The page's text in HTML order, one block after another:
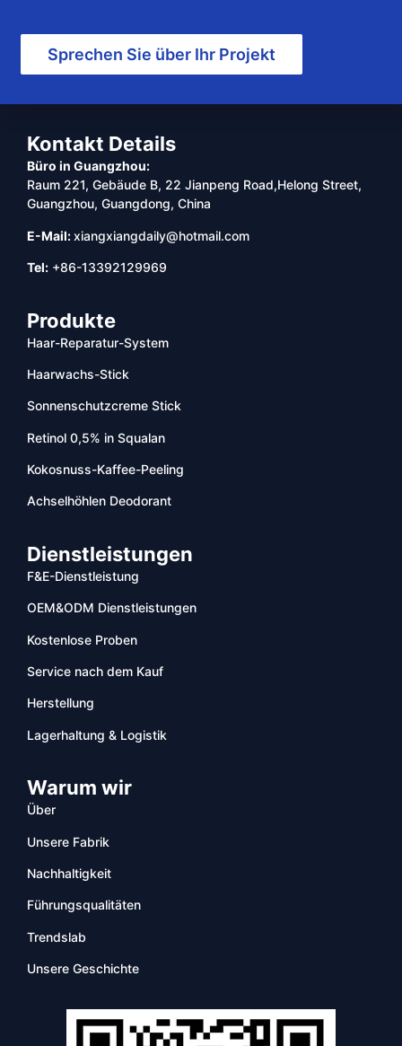
Sprechen Sie über Ihr Projekt
Kontakt Details
Büro in Guangzhou:
Raum 221, Gebäude B, 22 Jianpeng Road,Helong Street,
Guangzhou, Guangdong, China
E-Mail:xiangxiangdaily@hotmail.com
Tel: +86-13392129969
Produkte
Haar-Reparatur-System
Haarwachs-Stick
Sonnenschutzcreme Stick
Retinol 0,5% in Squalan
Kokosnuss-Kaffee-Peeling
Achselhöhlen Deodorant
Dienstleistungen
F&E-Dienstleistung
OEM&ODM Dienstleistungen
Kostenlose Proben
Service nach dem Kauf
Herstellung
Lagerhaltung & Logistik
Warum wir
Über
Unsere Fabrik
Nachhaltigkeit
Führungsqualitäten
Trendslab
Unsere Geschichte